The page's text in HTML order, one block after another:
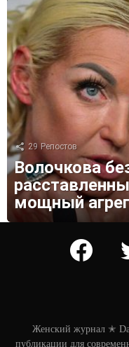
29 Репостов
Волочкова
мощный
facebook
Женский журнал ✭
публикации для